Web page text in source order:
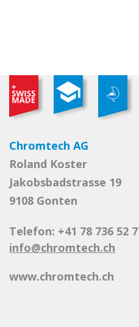
Chromtech AG
Roland Koster
Jakobsbadstrasse 19
9108 Gonten
Telefon: +41 78 736 52
info@chromtech.ch
www.chromtech.ch